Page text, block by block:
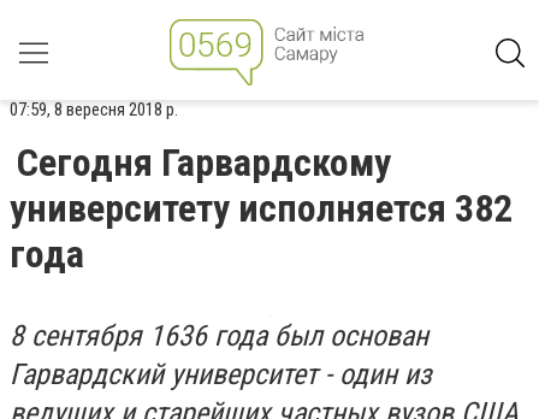
07:59, 8 вересня 2018 р.
Сегодня Гарвардскому
университету исполняется 382
года
8 сентября 1636 года был основан
Гарвардский университет - один из